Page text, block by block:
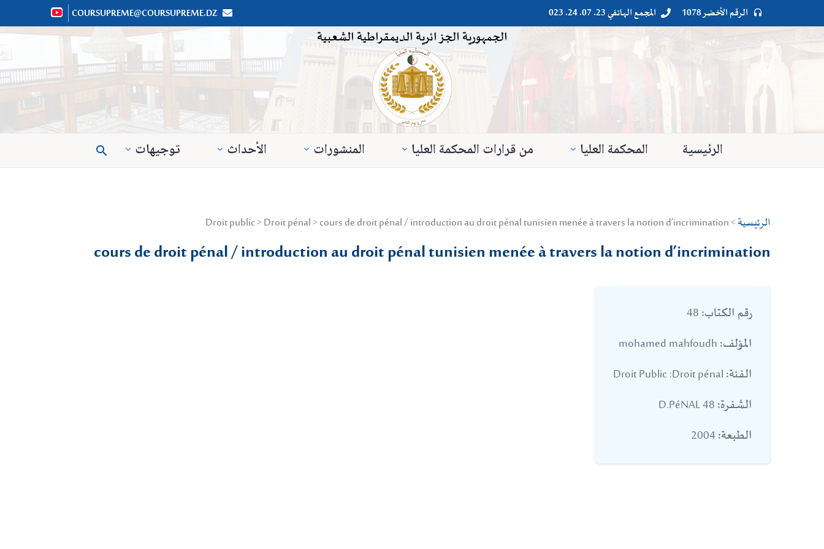

 الرقم الأخضر 1078 
 المجمع الهاتفي 23. 07. 24. 023 

COURSUPREME@COURSUPREME.DZ
الجمهورية الجزائرية الديمقراطية الشعبية
الرئيسية المحكمة العليا من قرارات المحكمة العليا المنشورات الأحداث توجيهات 
الرئيسية> Droit public > Droit pénal > cours de droit pénal / introduction au droit pénal tunisien menée à travers la notion d’incrimination
cours de droit pénal / introduction au droit pénal tunisien menée à travers la notion d’incrimination
رقم الكتاب:
المؤلف:
الفئة:
الشفرة:
الطبعة: